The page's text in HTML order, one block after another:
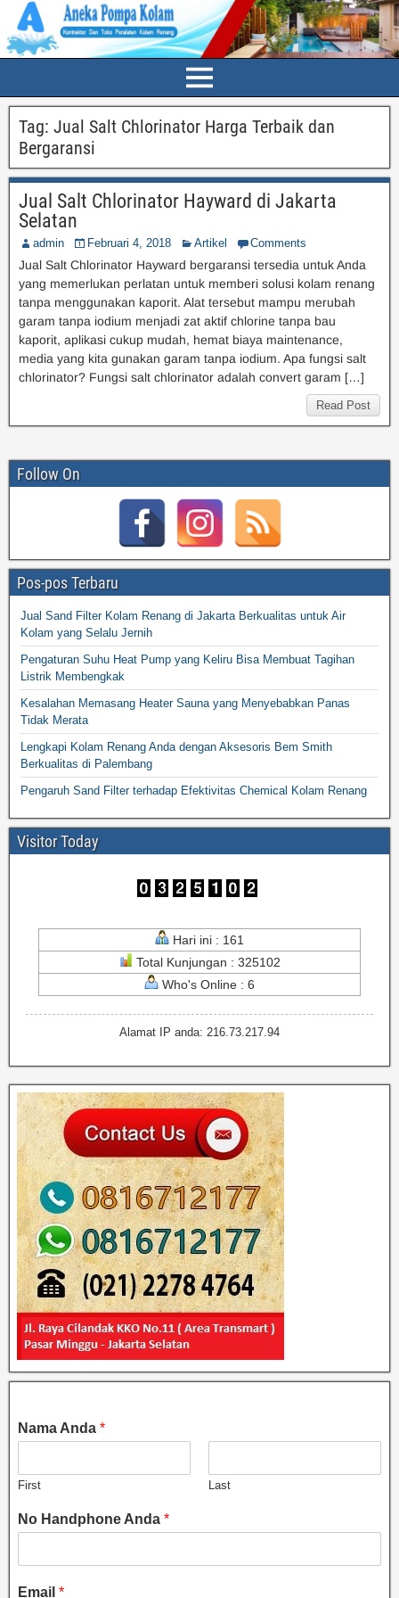
Tag: Jual Salt Chlorinator Harga Terbaik dan
Bergaransi
Jual Salt Chlorinator Hayward di Jakarta
Selatan
admin Februari 4, 2018 Artikel Comments
Jual Salt Chlorinator Hayward bergaransi tersedia untuk Anda
yang memerlukan perlatan untuk memberi solusi kolam renang
tanpa menggunakan kaporit. Alat tersebut mampu merubah
garam tanpa iodium menjadi zat aktif chlorine tanpa bau
kaporit, aplikasi cukup mudah, hemat biaya maintenance,
media yang kita gunakan garam tanpa iodium. Apa fungsi salt
chlorinator? Fungsi salt chlorinator adalah convert garam […]
Read Post
Follow On
Pos-pos Terbaru
Jual Sand Filter Kolam Renang di Jakarta Berkualitas untuk Air
Kolam yang Selalu Jernih
Pengaturan Suhu Heat Pump yang Keliru Bisa Membuat Tagihan
Listrik Membengkak
Kesalahan Memasang Heater Sauna yang Menyebabkan Panas
Tidak Merata
Lengkapi Kolam Renang Anda dengan Aksesoris Bem Smith
Berkualitas di Palembang
Pengaruh Sand Filter terhadap Efektivitas Chemical Kolam Renang
Visitor Today
Hari ini : 161
Total Kunjungan : 325102
Who's Online : 6
Alamat IP anda: 216.73.217.94
Nama Anda *
First Last
No Handphone Anda *
Email *